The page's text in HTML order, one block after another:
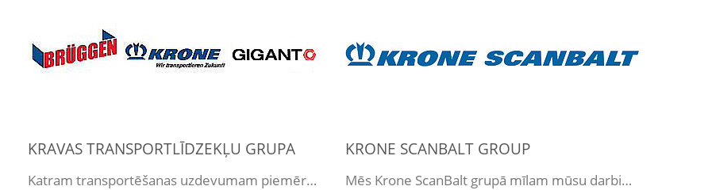
KRAVAS TRANSPORTLĪDZEKĻU GRUPA
Katram transportēšanas uzdevumam piemērots risinājums.
KRONE SCANBALT GROUP
Mēs Krone ScanBalt grupā mīlam mūsu darbiniekus.